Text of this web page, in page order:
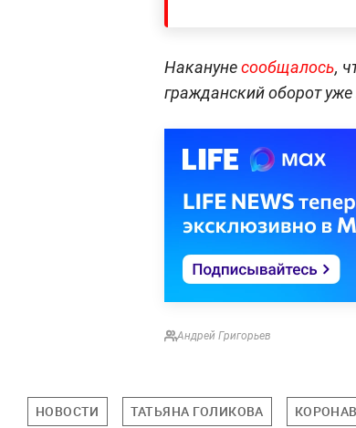
Наканунесообщалось,
гражданский оборот уже
Андрей Григорьев
НОВОСТИ ТАТЬЯНА ГОЛИКОВА